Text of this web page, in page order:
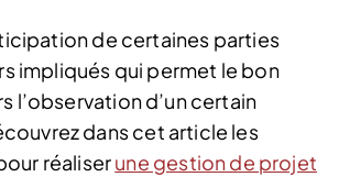
de certaines parties
impliqués qui permet le bon
l’observation d’un certain
dans cet article les
réaliserune gestion de projet